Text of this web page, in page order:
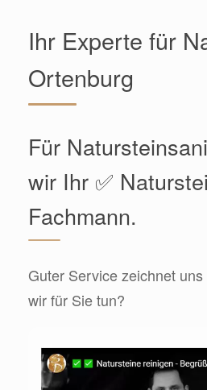
Ihr Experte für
Ortenburg
Für
wir Ihr ✅
Fachmann.
Guter Service zeichnet
wir für Sie tun?